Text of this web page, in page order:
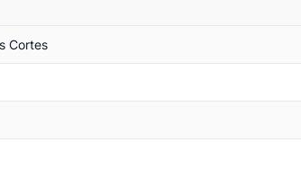
Cortes